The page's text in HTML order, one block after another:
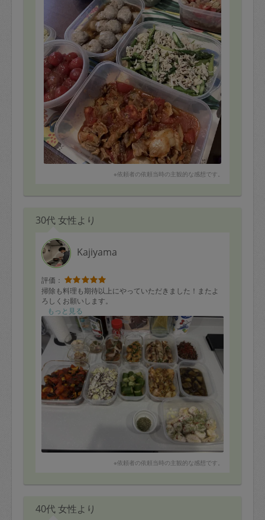
※依頼者の依頼当時の主観的な感想です。
30代 女性より
Kajiyama
評価：
掃除も料理も期待以上にやっていただきました！またよ
ろしくお願いします。
もっと見る
※依頼者の依頼当時の主観的な感想です。
40代 女性より